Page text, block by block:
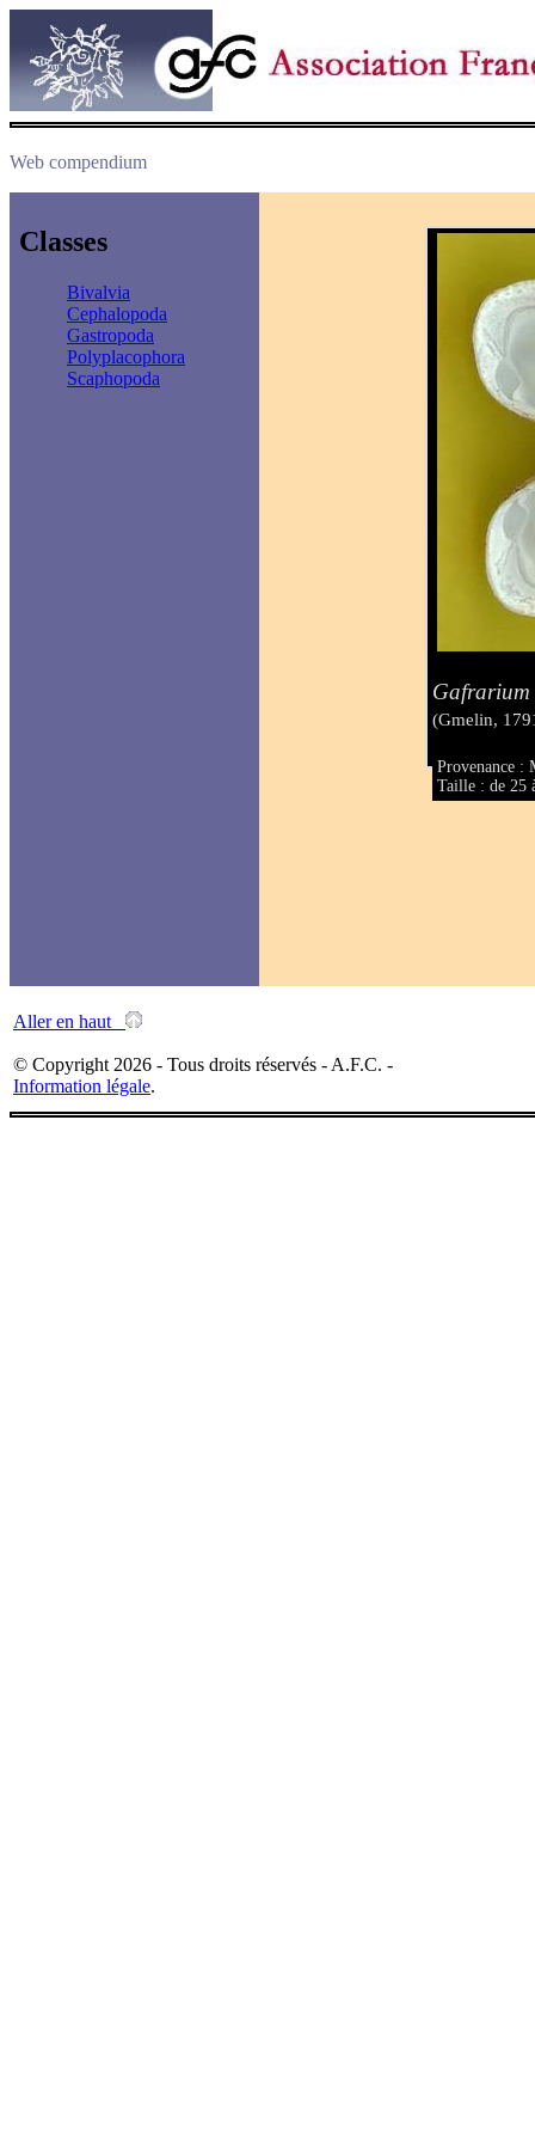
Web compendium
Classes
Bivalvia
Cephalopoda
Gastropoda
Polyplacophora
Scaphopoda
(Gmelin,
Provenance :
Taille : de 25
Aller en haut
© Copyright 2026 - Tous droits réservés - A.F.C. -
Information légale.